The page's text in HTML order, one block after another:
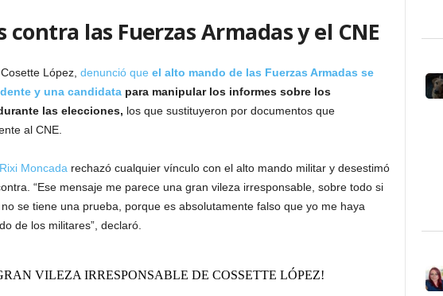
contra las Fuerzas Armadas y el CNE
López, denunció que el alto mando de las Fuerzas Armadas se
y una candidatapara manipular los informes sobre los
las elecciones, los que sustituyeron por documentos que
al CNE.
Moncada rechazó cualquier vínculo con el alto mando militar y desestimó
“Ese mensaje me parece una gran vileza irresponsable, sobre todo si
se tiene una prueba, porque es absolutamente falso que yo me haya
de los militares”, declaró.
VILEZA IRRESPONSABLE DE COSSETTE LÓPEZ!